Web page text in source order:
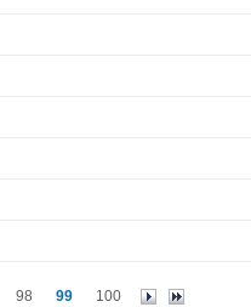
98 99 100